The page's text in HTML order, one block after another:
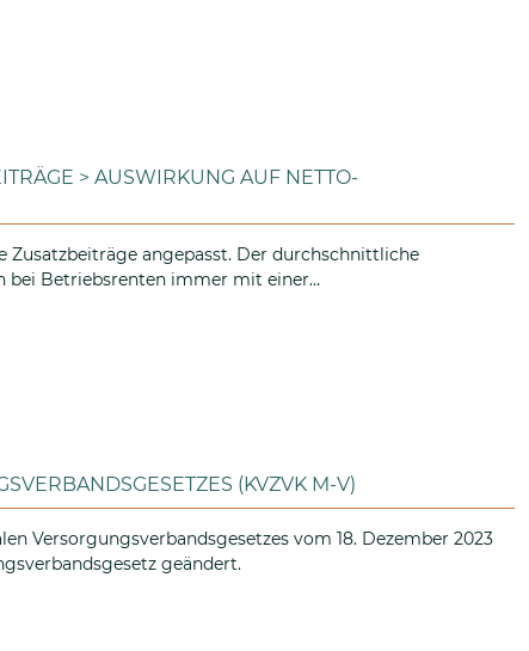
> AUSWIRKUNG AUF NETTO-
Zusatzbeiträge angepasst. Der durchschnittliche
bei Betriebsrenten immer mit einer…
(KVZVK M-V)
Versorgungsverbandsgesetzes vom 18. Dezember 2023
geändert.